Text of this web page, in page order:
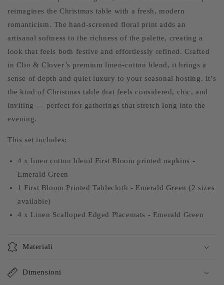
(4
persons)
-
SAVE
(4
persons)
SAVE
reimagines the Christmas table with a fresh, modern
romanticism. The hand-screened floral print adds an
artisanal softness to the richness of the palette, creating a
look that feels both festive and effortlessly refined. Crafted
in Clio & Clover’s premium linen-cotton blend, it brings a
sense of depth and quiet luxury to your seasonal hosting. It’s
the kind of Christmas table that feels considered, chic, and
inviting — perfect for gatherings that stretch long into the
evening.
This set includes:
4 x linen cotton blend First Bloom printed napkins -
Emerald Green
1 First Bloom Printed Tablecloth - Emerald Green (2 sizes
available)
4 x Linen Scalloped Edged Placemats - Emerald Green
Materiali
Dimensioni